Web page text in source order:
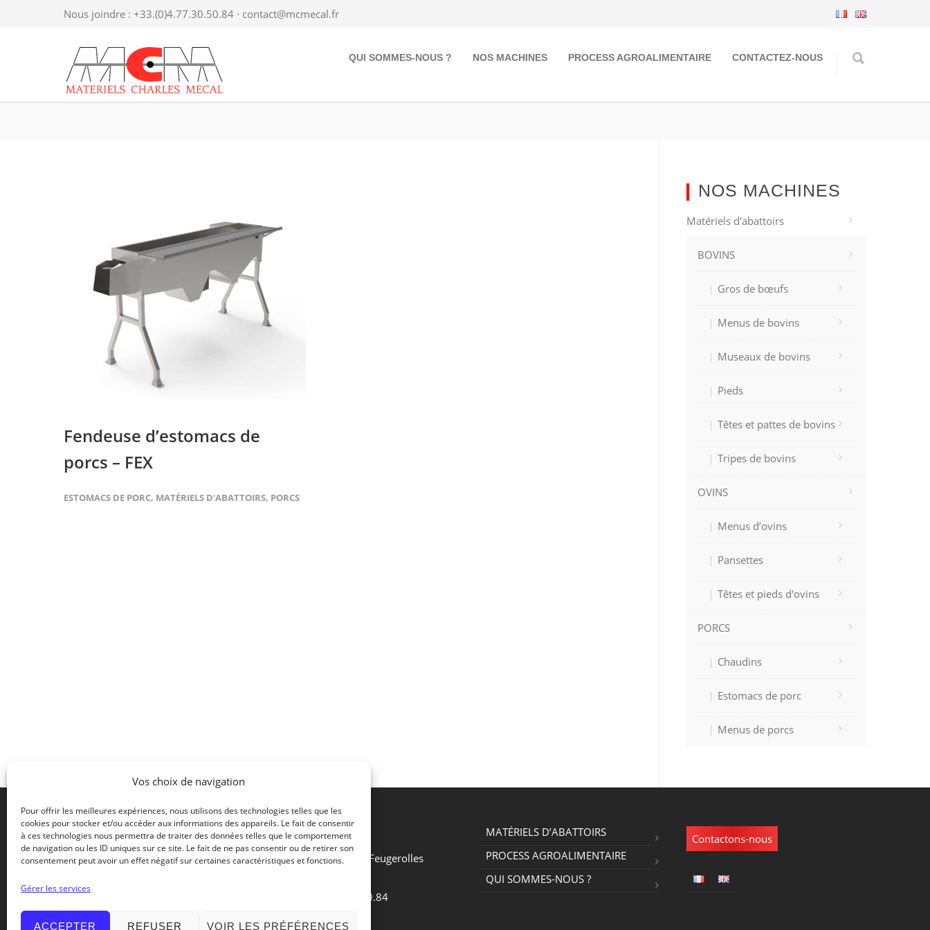
Vos choix de navigation
Pour offrir les meilleures expériences, nous utilisons des technologies telles que les
cookies pour stocker et/ou accéder aux informations des appareils. Le fait de consentir
à ces technologies nous permettra de traiter des données telles que le comportement
de navigation ou les ID uniques sur ce site. Le fait de ne pas consentir ou de retirer son
consentement peut avoir un effet négatif sur certaines caractéristiques et fonctions.
Gérer les services
ACCEPTER REFUSER VOIR LES PRÉFÉRENCES
Nous joindre : +33.(0)4.77.30.50.84 · contact@mcmecal.fr
QUI SOMMES-NOUS ? NOS MACHINES PROCESS AGROALIMENTAIRE CONTACTEZ-NOUS
Fendeuse d’estomacs de
porcs – FEX
ESTOMACS DE PORC, MATÉRIELS D'ABATTOIRS, PORCS
NOS MACHINES
Matériels d'abattoirs
BOVINS
Gros de bœufs
Menus de bovins
Museaux de bovins
Pieds
Têtes et pattes de bovins
Tripes de bovins
OVINS
Menus d’ovins
Pansettes
Têtes et pieds d'ovins
PORCS
Chaudins
Estomacs de porc
Menus de porcs
Le spécialiste du traitement
du 5ème quartier
2 rue de la Bargette
42500 Le Chambon-Feugerolles
Tel +33.(0)4.77.30.50.84
MATÉRIELS D’ABATTOIRS
PROCESS AGROALIMENTAIRE
QUI SOMMES-NOUS ?
Contactons-nous